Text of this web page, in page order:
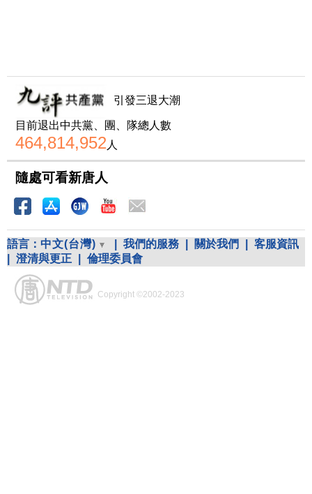
引發三退大潮
目前退出中共黨、團、隊總人數
464,814,952 人
隨處可看新唐人
語言： 中文(台灣) 我們的服務 關於我們
客服資訊
澄清與更正 倫理委員會
Copyright ©2002-2023